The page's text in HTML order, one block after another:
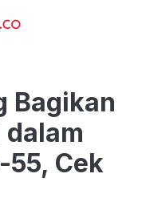
Bagikan
dalam
55, Cek